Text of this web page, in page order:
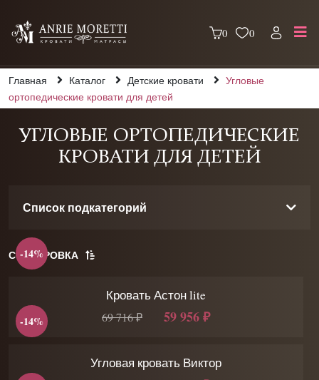
0 0
Главная Каталог Детские кровати
Угловые
ортопедические кровати для детей
УГЛОВЫЕ ОРТОПЕДИЧЕСКИЕ
КРОВАТИ ДЛЯ ДЕТЕЙ
Список подкатегорий
СОРТИРОВКА
-14%
Кровать Астон lite
69 716 ₽ 59 956 ₽
-14%
Угловая кровать Виктор